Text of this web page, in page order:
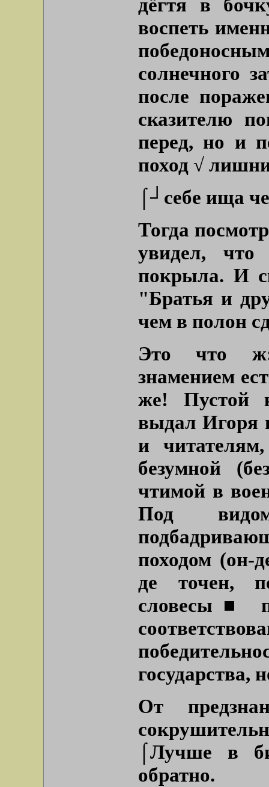
дёгтя в
воспеть
солнечного
после
сказителю
перед, но и
поход √
⌠┘себе ища
Тогда
увидел,
покрыла. И
"Братья и
чем в полон
Это что ж:
знамением
же! Пустой
выдал Игоря
и
безумной
чтимой в
Под
походом (он-
де точен,
словесы■
государства,
От
⌠Лучше в
обратно.